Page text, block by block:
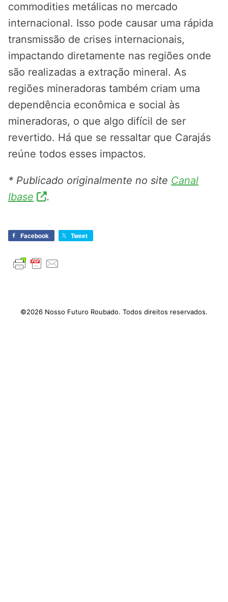
commodities metálicas no mercado
internacional. Isso pode causar uma rápida
transmissão de crises internacionais,
impactando diretamente nas regiões onde
são realizadas a extração mineral. As
regiões mineradoras também criam uma
dependência econômica e social às
mineradoras, o que algo difícil de ser
revertido. Há que se ressaltar que Carajás
reúne todos esses impactos.
* Publicado originalmente no site Canal
Ibase
.
Facebook Tweet
©2026 Nosso Futuro Roubado. Todos direitos reservados.